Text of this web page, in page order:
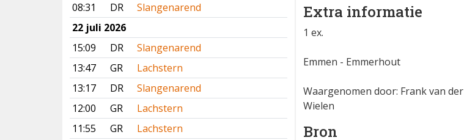
08:31
DR
Slangenarend
22 juli 2026
15:09
DR
Slangenarend
13:47
GR
Lachstern
13:17
DR
Slangenarend
12:00
GR
Lachstern
11:55
GR
Lachstern
Extra informatie
1 ex.
Emmen - Emmerhout
Waargenomen door: Frank van der
Wielen
Bron